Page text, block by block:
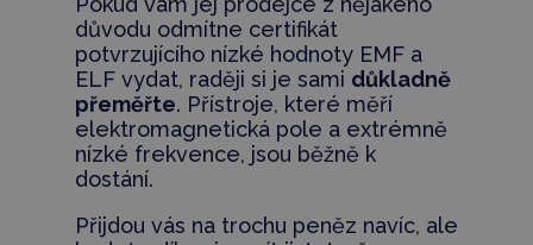
důvodu odmítne certifikát
potvrzujícího nízké hodnoty EMF a
ELF vydat, raději si je sami důkladně
přeměřte. Přístroje, které měří
elektromagnetická pole a extrémně
nízké frekvence, jsou běžně k
dostání.
Přijdou vás na trochu peněz navíc, ale